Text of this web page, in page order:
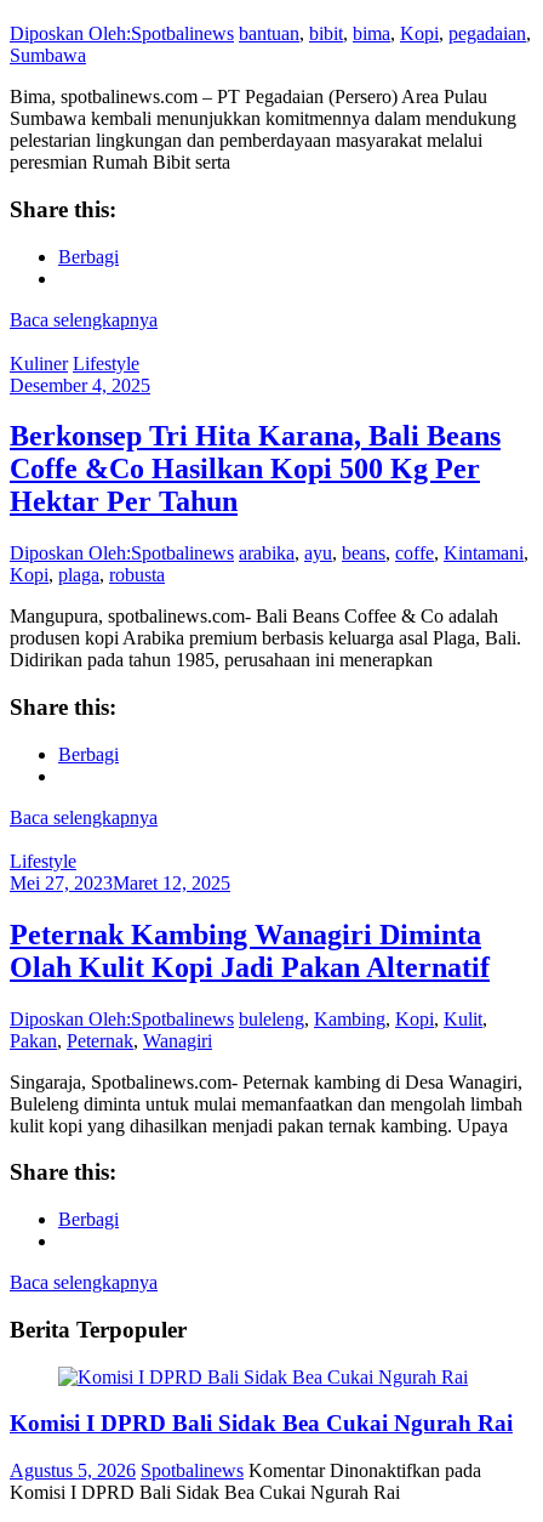
Diposkan Oleh:Spotbalinews bantuan, bibit, bima, Kopi, pegadaian,
Sumbawa
Bima, spotbalinews.com – PT Pegadaian (Persero) Area Pulau
Sumbawa kembali menunjukkan komitmennya dalam mendukung
pelestarian lingkungan dan pemberdayaan masyarakat melalui
peresmian Rumah Bibit serta
Share this:
Berbagi
Baca selengkapnya
Kuliner Lifestyle
Desember 4, 2025
Berkonsep Tri Hita Karana, Bali Beans
Coffe &Co Hasilkan Kopi 500 Kg Per
Hektar Per Tahun
Diposkan Oleh:Spotbalinews arabika, ayu, beans, coffe, Kintamani,
Kopi, plaga, robusta
Mangupura, spotbalinews.com- Bali Beans Coffee & Co adalah
produsen kopi Arabika premium berbasis keluarga asal Plaga, Bali.
Didirikan pada tahun 1985, perusahaan ini menerapkan
Share this:
Berbagi
Baca selengkapnya
Lifestyle
Mei 27, 2023Maret 12, 2025
Peternak Kambing Wanagiri Diminta
Olah Kulit Kopi Jadi Pakan Alternatif
Diposkan Oleh:Spotbalinews buleleng, Kambing, Kopi, Kulit,
Pakan, Peternak, Wanagiri
Singaraja, Spotbalinews.com- Peternak kambing di Desa Wanagiri,
Buleleng diminta untuk mulai memanfaatkan dan mengolah limbah
kulit kopi yang dihasilkan menjadi pakan ternak kambing. Upaya
Share this:
Berbagi
Baca selengkapnya
Berita Terpopuler
Komisi I DPRD Bali Sidak Bea Cukai Ngurah Rai
Agustus 5, 2026 Spotbalinews Komentar Dinonaktifkan pada
Komisi I DPRD Bali Sidak Bea Cukai Ngurah Rai